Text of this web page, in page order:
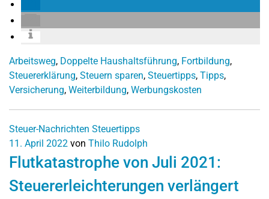
Arbeitsweg, Doppelte Haushaltsführung, Fortbildung,
Steuererklärung, Steuern sparen, Steuertipps, Tipps,
Versicherung, Weiterbildung, Werbungskosten
Steuer-Nachrichten Steuertipps
11. April 2022 von Thilo Rudolph
Flutkatastrophe von Juli 2021:
Steuererleichterungen verlängert